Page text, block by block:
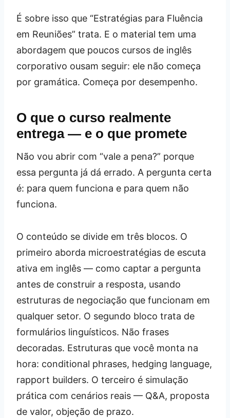
É sobre isso que “Estratégias para Fluência
em Reuniões” trata. E o material tem uma
abordagem que poucos cursos de inglês
corporativo ousam seguir: ele não começa
por gramática. Começa por desempenho.
O que o curso realmente
entrega — e o que promete
Não vou abrir com “vale a pena?” porque
essa pergunta já dá errado. A pergunta certa
é: para quem funciona e para quem não
funciona.
O conteúdo se divide em três blocos. O
primeiro aborda microestratégias de escuta
ativa em inglês — como captar a pergunta
antes de construir a resposta, usando
estruturas de negociação que funcionam em
qualquer setor. O segundo bloco trata de
formulários linguísticos. Não frases
decoradas. Estruturas que você monta na
hora: conditional phrases, hedging language,
rapport builders. O terceiro é simulação
prática com cenários reais — Q&A, proposta
de valor, objeção de prazo.